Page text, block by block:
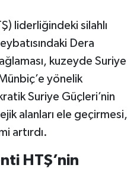
liderliğindeki silahlı
Dera
kuzeyde Suriye
yönelik
Suriye Güçleri’nin
alanları ele geçirmesi,
artırdı.
HTŞ’nin